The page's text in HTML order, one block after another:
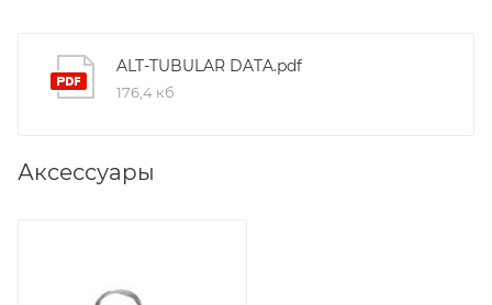
ALT-TUBULAR DATA.pdf
176,4 кб
Аксессуары